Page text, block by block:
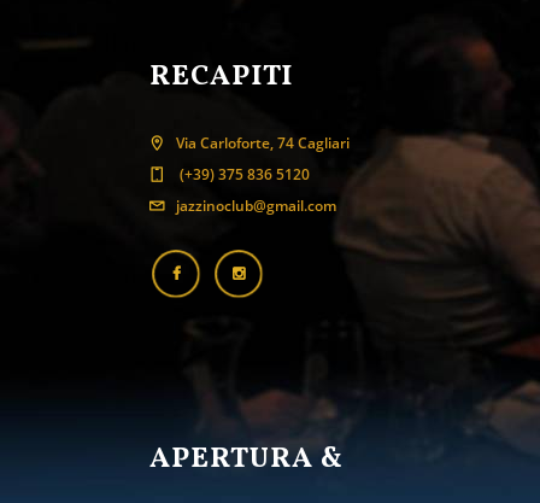
RECAPITI
Via Carloforte, 74 Cagliari
(+39) 375 836 5120
jazzinoclub@gmail.com
APERTURA &